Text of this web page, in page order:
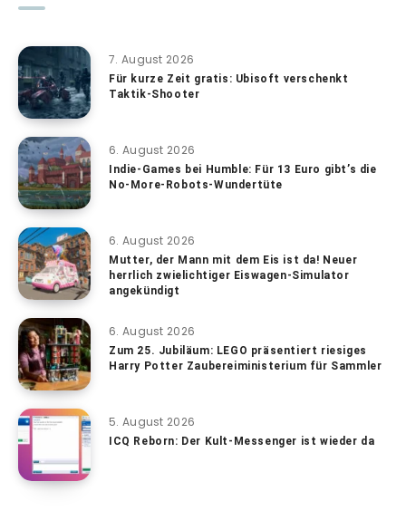
7. August 2026
Für kurze Zeit gratis: Ubisoft verschenkt
Taktik-Shooter
6. August 2026
Indie-Games bei Humble: Für 13 Euro gibt’s die
No-More-Robots-Wundertüte
6. August 2026
Mutter, der Mann mit dem Eis ist da! Neuer
herrlich zwielichtiger Eiswagen-Simulator
angekündigt
6. August 2026
Zum 25. Jubiläum: LEGO präsentiert riesiges
Harry Potter Zaubereiministerium für Sammler
5. August 2026
ICQ Reborn: Der Kult-Messenger ist wieder da